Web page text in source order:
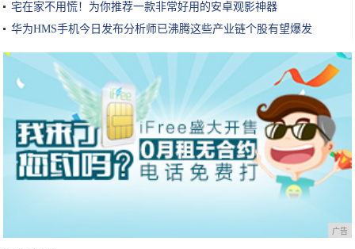
宅在家不用慌！为你推荐一款非常好用的安卓观影神器
华为HMS手机今日发布分析师已沸腾这些产业链个股有望爆发
广告